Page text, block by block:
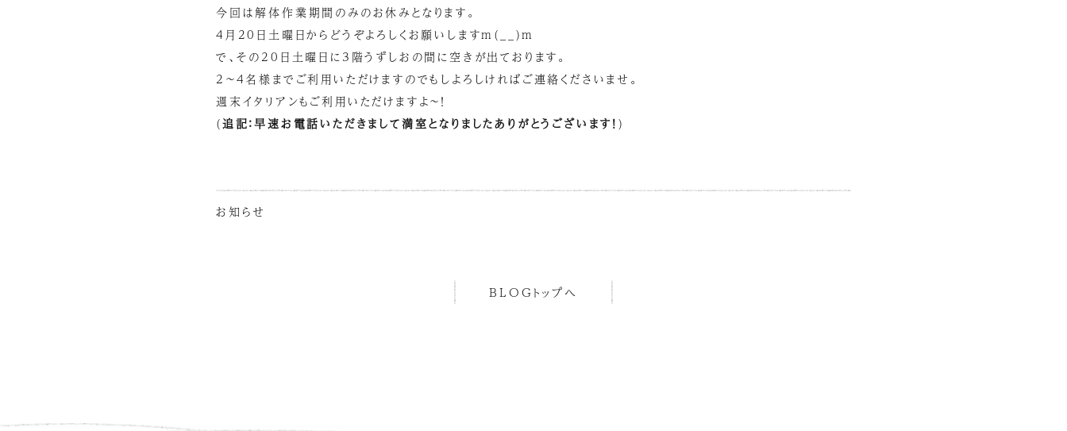
今回は解体作業期間のみのお休みとなります。
4月20日土曜日からどうぞよろしくお願いしますm(__)m
で、その20日土曜日に3階うずしおの間に空きが出ております。
2～4名様までご利用いただけますのでもしよろしければご連絡くださいませ。
週末イタリアンもご利用いただけますよ～！
(追記：早速お電話いただきまして満室となりましたありがとうございます！)
お知らせ
BLOGトップへ